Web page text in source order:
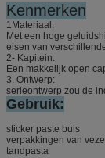
Kenmerken
1Materiaal:
Met een hoge
eisen van
2- Kapitein.
Een makkelijk open
3. Ontwerp:
serieontwerp zou de
Gebruik:
sticker paste buis
verpakkingen van
tandpasta